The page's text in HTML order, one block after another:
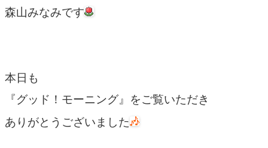
森山みなみです
本日も
『グッド！モーニング』をご覧いただき
ありがとうございました